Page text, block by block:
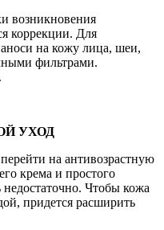
возникновения
коррекции. Для
на кожу лица, шеи,
фильтрами.
УХОД
на антивозрастную
крема и простого
Чтобы кожа
придется расширить